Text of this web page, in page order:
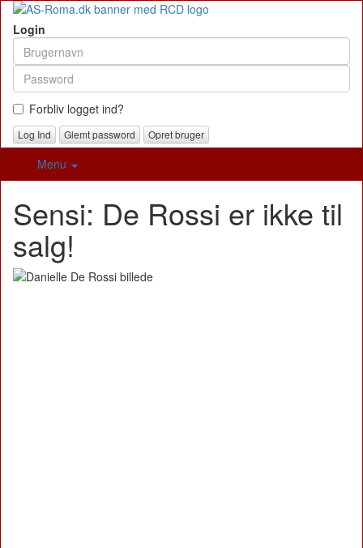
Login
Forbliv logget ind?
Glemt password Opret bruger
Menu
Sensi: De Rossi er ikke til
salg!